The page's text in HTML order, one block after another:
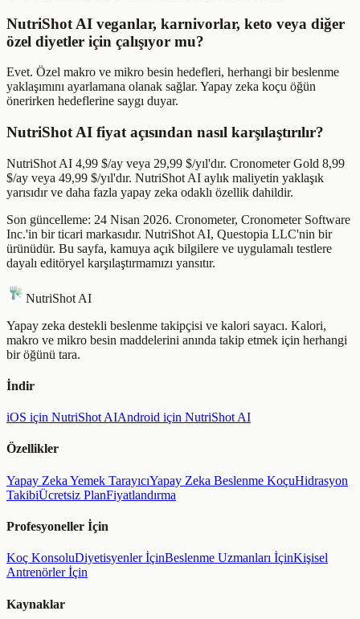
NutriShot AI veganlar, karnivorlar, keto veya diğer
özel diyetler için çalışıyor mu?
Evet. Özel makro ve mikro besin hedefleri, herhangi bir beslenme
yaklaşımını ayarlamana olanak sağlar. Yapay zeka koçu öğün
önerirken hedeflerine saygı duyar.
NutriShot AI fiyat açısından nasıl karşılaştırılır?
NutriShot AI 4,99 $/ay veya 29,99 $/yıl'dır. Cronometer Gold 8,99
$/ay veya 49,99 $/yıl'dır. NutriShot AI aylık maliyetin yaklaşık
yarısıdır ve daha fazla yapay zeka odaklı özellik dahildir.
Son güncelleme: 24 Nisan 2026. Cronometer, Cronometer Software
Inc.'in bir ticari markasıdır. NutriShot AI, Questopia LLC'nin bir
ürünüdür. Bu sayfa, kamuya açık bilgilere ve uygulamalı testlere
dayalı editöryel karşılaştırmamızı yansıtır.
NutriShot AI
Yapay zeka destekli beslenme takipçisi ve kalori sayacı. Kalori,
makro ve mikro besin maddelerini anında takip etmek için herhangi
bir öğünü tara.
İndir
iOS için NutriShot AIAndroid için NutriShot AI
Özellikler
Yapay Zeka Yemek TarayıcıYapay Zeka Beslenme KoçuHidrasyon
TakibiÜcretsiz PlanFiyatlandırma
Profesyoneller İçin
Koç KonsoluDiyetisyenler İçinBeslenme Uzmanları İçinKişisel
Antrenörler İçin
Kaynaklar